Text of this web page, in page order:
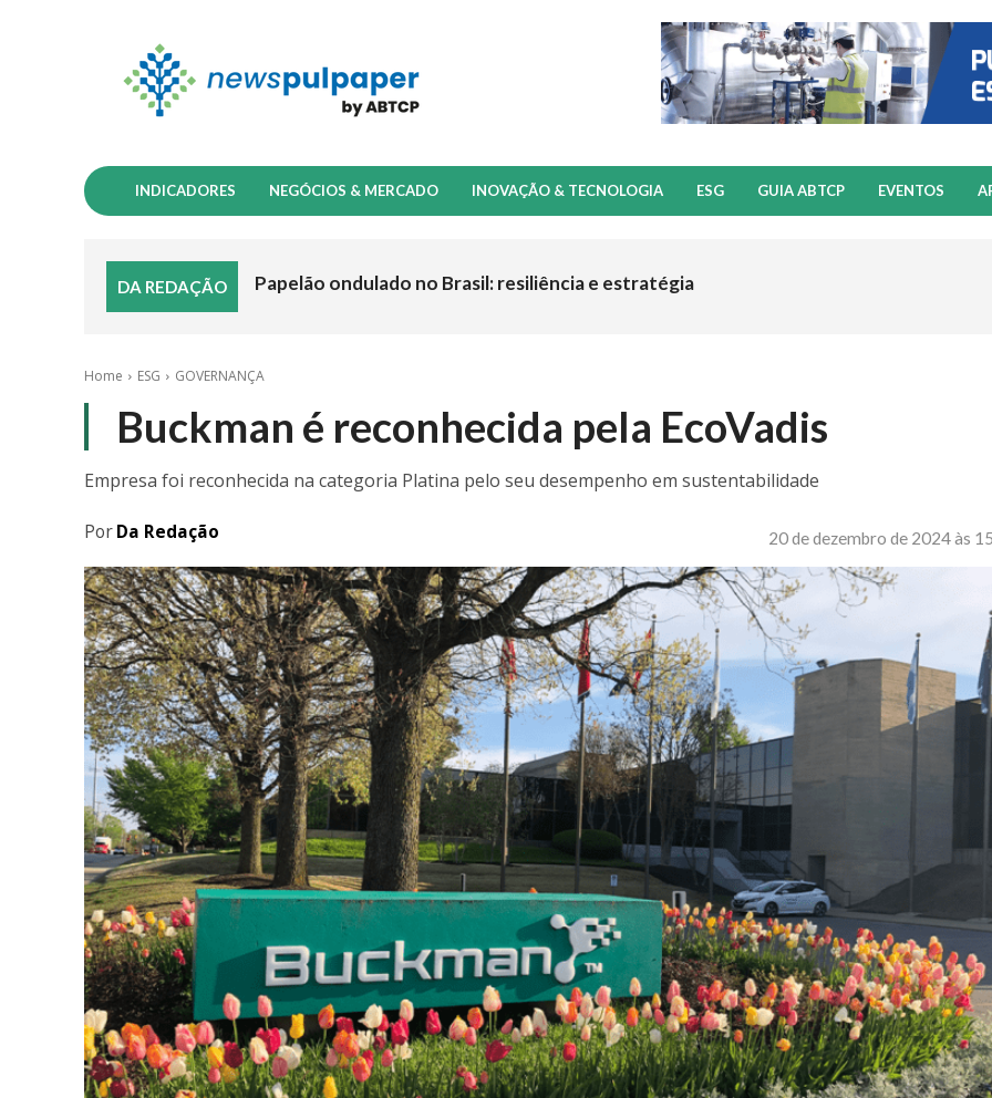
INDICADORES NEGÓCIOS & MERCADO INOVAÇÃO & TECNOLOGIA ESG GUIA ABTCP EVENTOS
DA REDAÇÃO Papelão ondulado no Brasil: resiliência e estratégia
Home ESG GOVERNANÇA
Buckman é reconhecida pela EcoVadis
Empresa foi reconhecida na categoria Platina pelo seu desempenho em sustentabilidade
PorDa Redação 20 de dezembro de 2024 às